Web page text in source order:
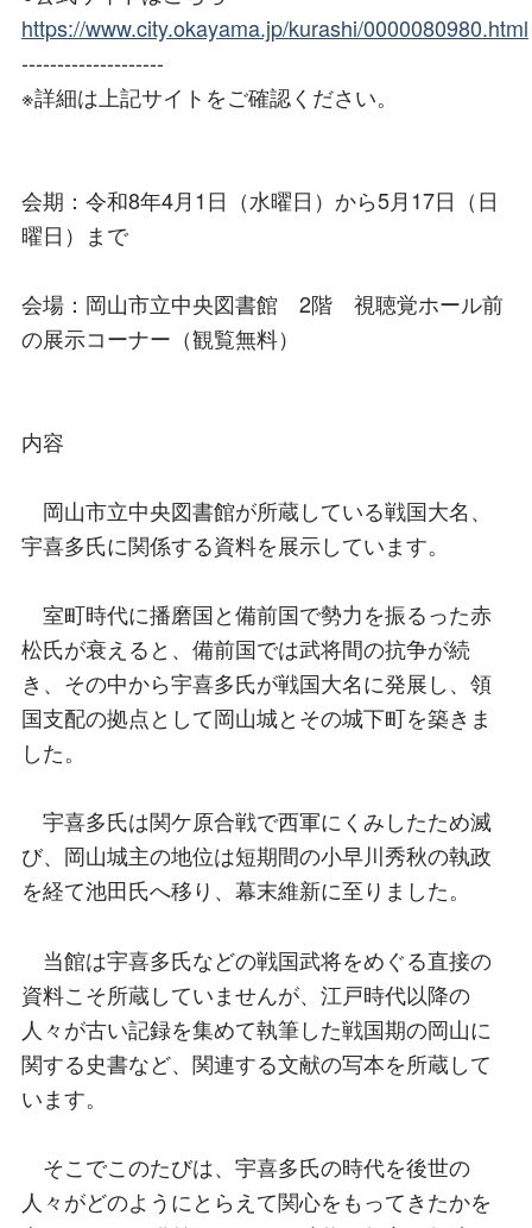
https://www.city.okayama.jp/kurashi/0000080980.html
--------------------
※詳細は上記サイトをご確認ください。
会期：令和8年4月1日（水曜日）から5月17日（日
曜日）まで
会場：岡山市立中央図書館 2階 視聴覚ホール前
の展示コーナー（観覧無料）
内容
岡山市立中央図書館が所蔵している戦国大名、
宇喜多氏に関係する資料を展示しています。
室町時代に播磨国と備前国で勢力を振るった赤
松氏が衰えると、備前国では武将間の抗争が続
き、その中から宇喜多氏が戦国大名に発展し、領
国支配の拠点として岡山城とその城下町を築きま
した。
宇喜多氏は関ケ原合戦で西軍にくみしたため滅
び、岡山城主の地位は短期間の小早川秀秋の執政
を経て池田氏へ移り、幕末維新に至りました。
当館は宇喜多氏などの戦国武将をめぐる直接の
資料こそ所蔵していませんが、江戸時代以降の
人々が古い記録を集めて執筆した戦国期の岡山に
関する史書など、関連する文献の写本を所蔵して
います。
そこでこのたびは、宇喜多氏の時代を後世の
人々がどのようにとらえて関心をもってきたかを